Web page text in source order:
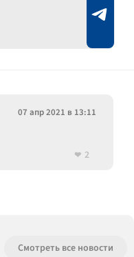
07 апр 2021 в 13:11
2
Смотреть все новости